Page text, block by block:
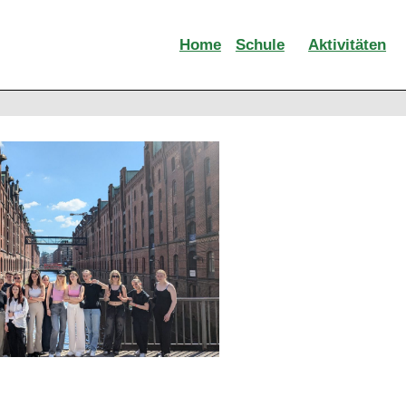
Home Schule Aktivitäten